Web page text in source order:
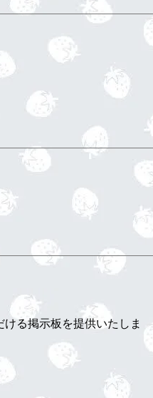
る掲示板を提供いたしま